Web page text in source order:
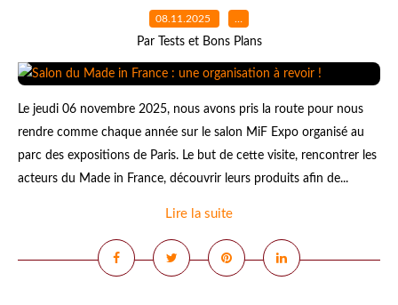
08.11.2025 …
Par Tests et Bons Plans
Le jeudi 06 novembre 2025, nous avons pris la route pour nous
rendre comme chaque année sur le salon MiF Expo organisé au
parc des expositions de Paris. Le but de cette visite, rencontrer les
acteurs du Made in France, découvrir leurs produits afin de...
Lire la suite